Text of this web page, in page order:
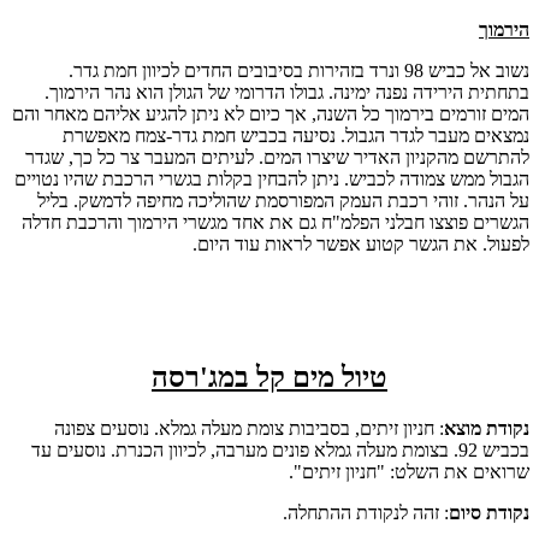
הירמוך
נשוב אל כביש 98 ונרד בזהירות בסיבובים החדים לכיוון חמת גדר.
בתחתית הירידה נפנה ימינה. גבולו הדרומי של הגולן הוא נהר הירמוך.
המים זורמים בירמוך כל השנה, אך כיום לא ניתן להגיע אליהם מאחר והם
נמצאים מעבר לגדר הגבול. נסיעה בכביש חמת גדר-צמח מאפשרת
להתרשם מהקניון האדיר שיצרו המים. לעיתים המעבר צר כל כך, שגדר
הגבול ממש צמודה לכביש. ניתן להבחין בקלות בגשרי הרכבת שהיו נטויים
על הנהר. זוהי רכבת העמק המפורסמת שהוליכה מחיפה לדמשק. בליל
הגשרים פוצצו חבלני הפלמ"ח גם את אחד מגשרי הירמוך והרכבת חדלה
לפעול. את הגשר קטוע אפשר לראות עוד היום.
טיול מים קל במג'רסה
נקודת מוצא: חניון זיתים, בסביבות צומת מעלה גמלא. נוסעים צפונה
בכביש 92. בצומת מעלה גמלא פונים מערבה, לכיוון הכנרת. נוסעים עד
שרואים את השלט: "חניון זיתים".
נקודת סיום: זהה לנקודת ההתחלה.